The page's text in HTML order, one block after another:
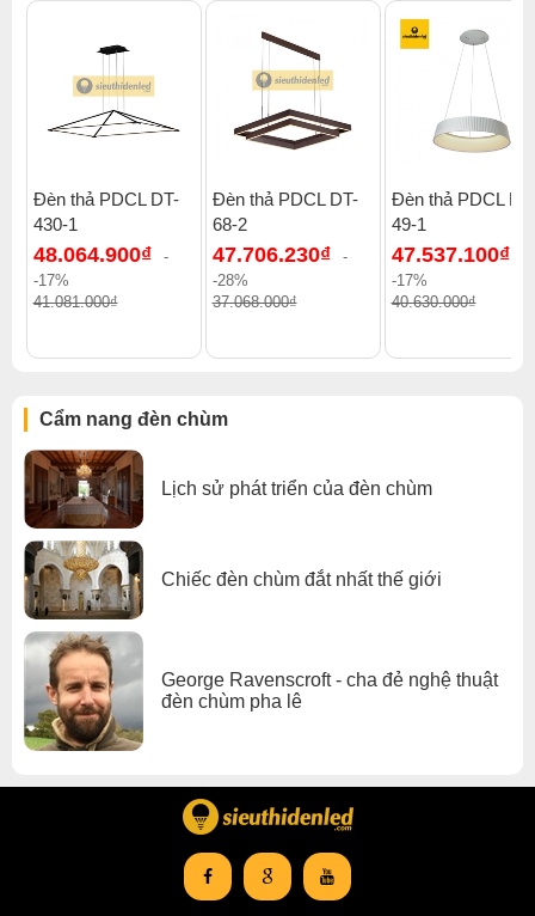
Đèn thả PDCL DT-
430-1
48.064.900₫
-
-17%
41.081.000₫
Đèn thả PDCL DT-
68-2
47.706.230₫
-
-28%
37.068.000₫
Đèn thả PDCL
49-1
47.537.100₫
-17%
40.630.000₫
Cẩm nang đèn chùm
Lịch sử phát triển của đèn chùm
Chiếc đèn chùm đắt nhất thế giới
George Ravenscroft - cha đẻ nghệ thuật
đèn chùm pha lê